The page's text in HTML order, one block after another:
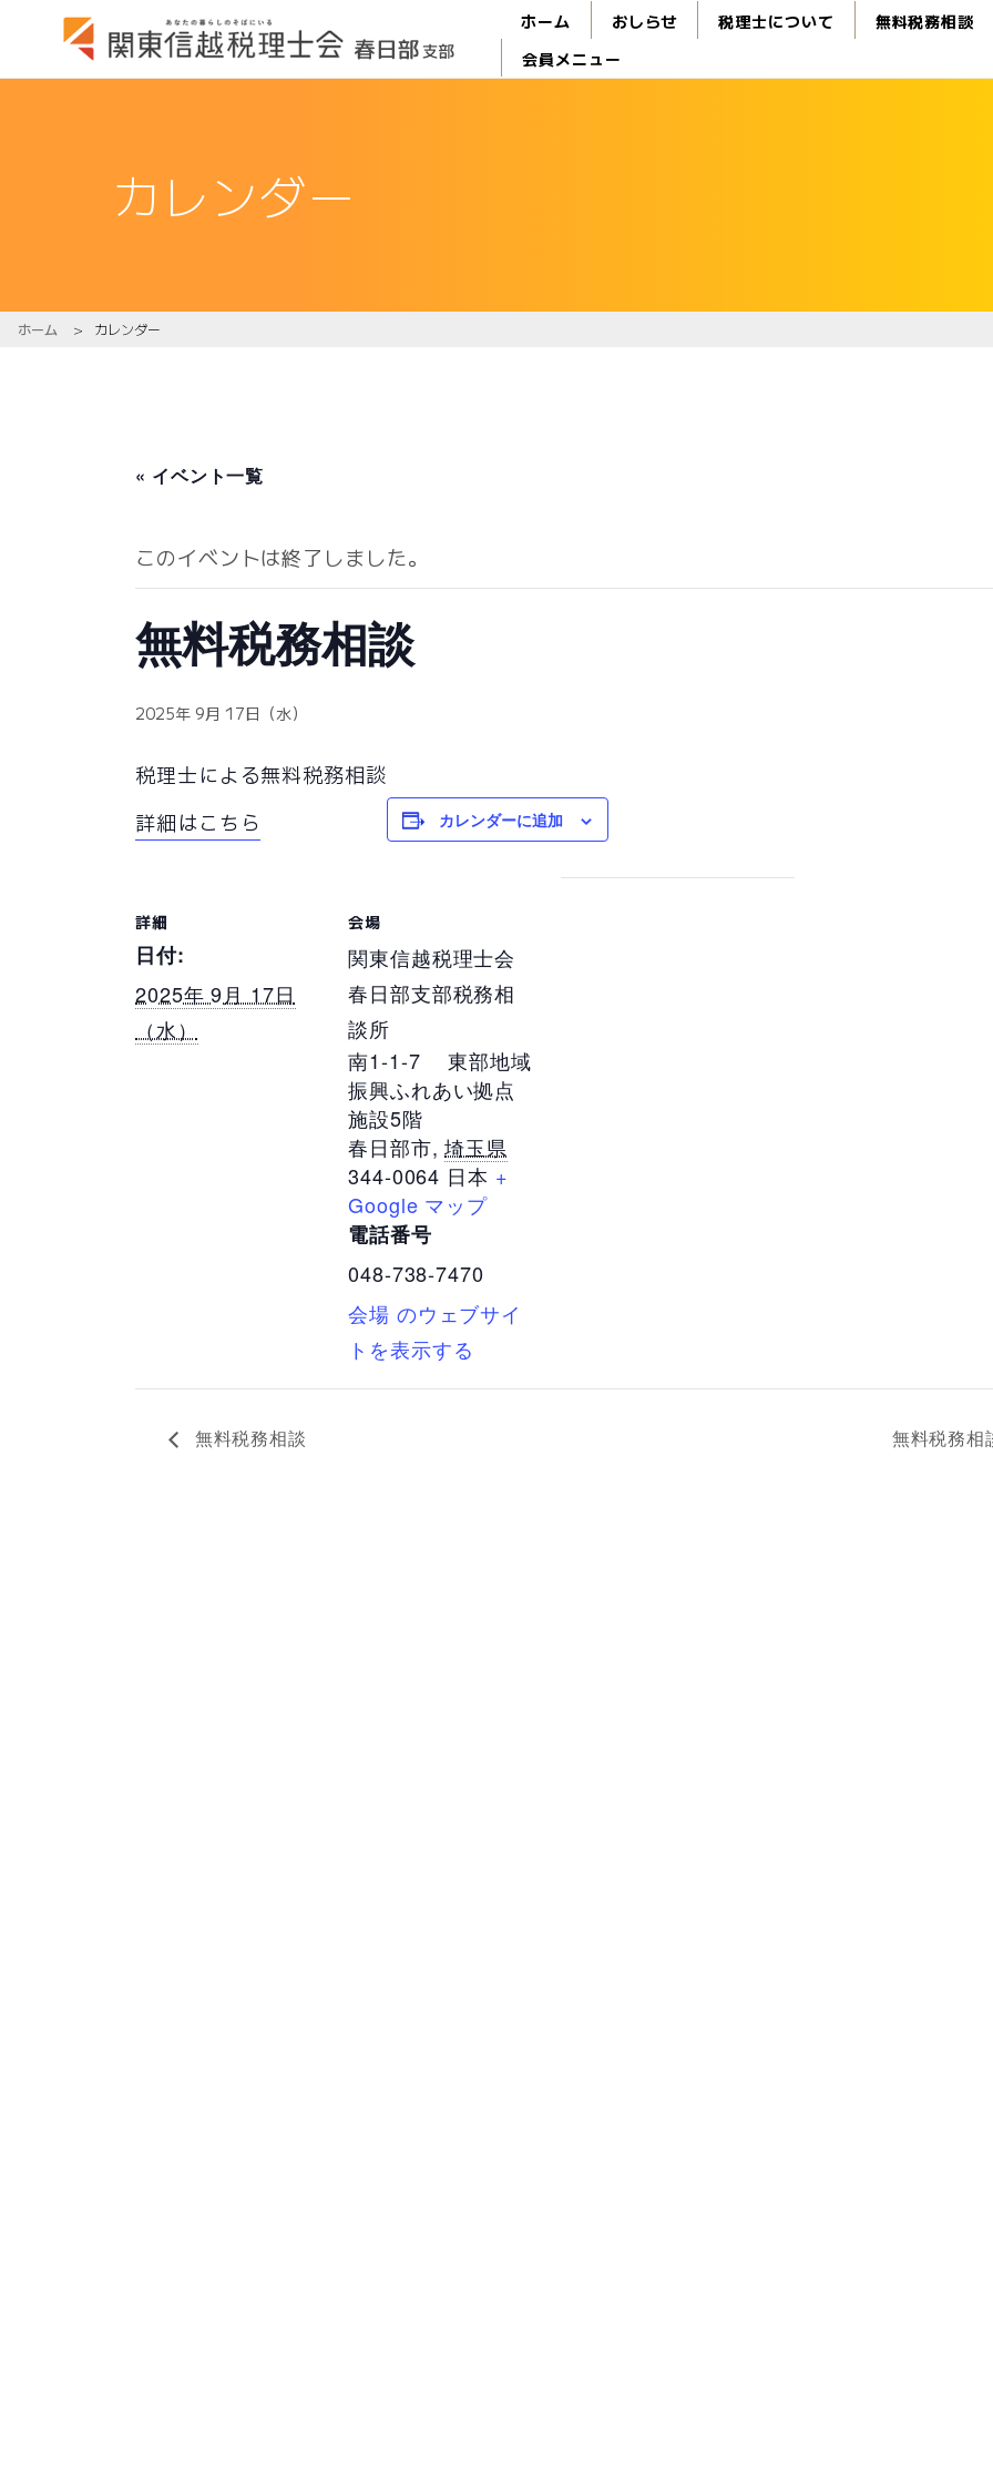
ホーム おしらせ 税理士について
無料税務相談
会員メニュー
カレンダー
ホーム > カレンダー
« イベント一覧
このイベントは終了しました。
無料税務相談
2025年 9月 17日（水）
税理士による無料税務相談
詳細はこちら
カレンダーに追加
詳細
日付:
2025年 9月 17日
（水）
会場
関東信越税理士会
春日部支部税務相
談所
南1-1-7 東部地域
振興ふれあい拠点
施設5階
春日部市, 埼玉県
344-0064 日本 +
Google マップ
電話番号
048-738-7470
会場 のウェブサイ
トを表示する
無料税務相談 無料税務